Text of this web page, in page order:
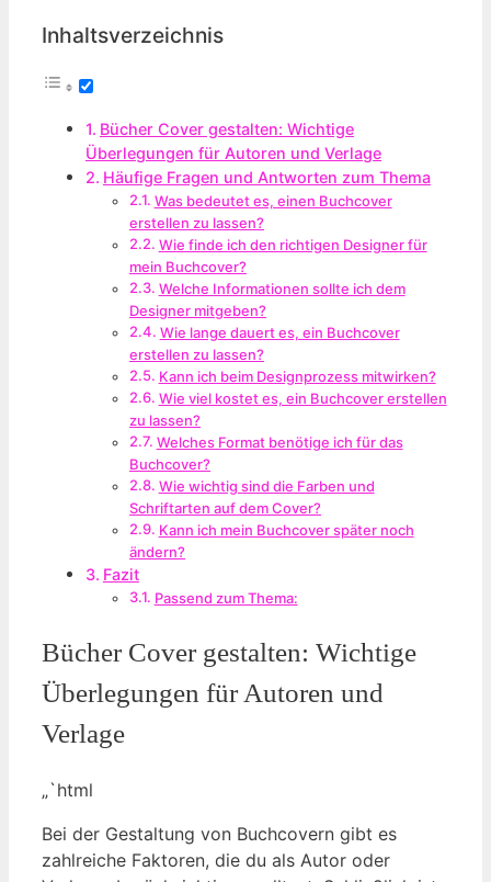
Inhaltsverzeichnis
Bücher Cover gestalten: Wichtige
Überlegungen für Autoren und Verlage
Häufige Fragen und Antworten zum Thema
Was bedeutet es, einen Buchcover
erstellen zu lassen?
Wie finde ich den richtigen Designer für
mein Buchcover?
Welche Informationen sollte ich dem
Designer mitgeben?
Wie lange dauert es, ein Buchcover
erstellen zu lassen?
Kann ich beim Designprozess mitwirken?
Wie viel kostet es, ein Buchcover erstellen
zu lassen?
Welches Format benötige ich für das
Buchcover?
Wie wichtig sind die Farben und
Schriftarten auf dem Cover?
Kann ich mein Buchcover später noch
ändern?
Fazit
Passend zum Thema:
Bücher Cover gestalten: Wichtige
Überlegungen für Autoren und
Verlage
„`html
Bei der Gestaltung von Buchcovern gibt es
zahlreiche Faktoren, die du als Autor oder